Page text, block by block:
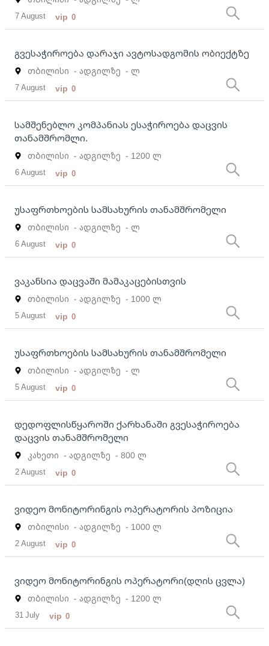
7 August vip 0
გვესაჭიროება დარაჯი ავტოსადგომის ობიექტზე
თბილისი - ადგილზე - ლ
7 August vip 0
სამშენებლო კომპანიას ესაჭიროება დაცვის
თანამშრომლი.
თბილისი - ადგილზე - 1200 ლ
6 August vip 0
უსაფრთხოების სამსახურის თანამშრომელი
თბილისი - ადგილზე - ლ
6 August vip 0
ვაკანსია დაცვაში მამაკაცებისთვის
თბილისი - ადგილზე - 1000 ლ
5 August vip 0
უსაფრთხოების სამსახურის თანამშრომელი
თბილისი - ადგილზე - ლ
5 August vip 0
დედოფლისწყაროში ქარხანაში გვესაჭიროება
დაცვის თანამშრომელი
კახეთი - ადგილზე - 800 ლ
2 August vip 0
ვიდეო მონიტორინგის ოპერატორის პოზიცია
თბილისი - ადგილზე - 1000 ლ
2 August vip 0
ვიდეო მონიტორინგის ოპერატორი(დღის ცვლა)
თბილისი - ადგილზე - 1200 ლ
31 July vip 0